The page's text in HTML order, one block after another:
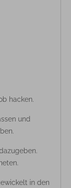
hacken.
und
in den